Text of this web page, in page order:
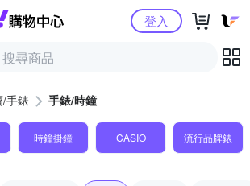
Yahoo購物中心登入
手錶 手錶/時鐘
時鐘掛鐘 CASIO 流行品牌錶